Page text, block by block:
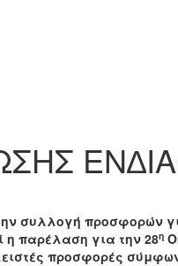
συλλογή προσφορών
η παρέλαση για την 28η
προσφορές